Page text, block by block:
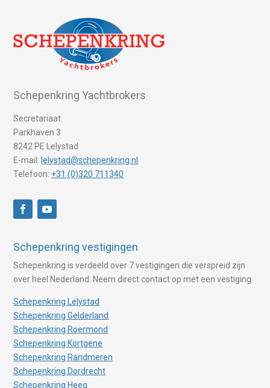
Schepenkring Yachtbrokers
Secretariaat
Parkhaven 3
8242 PE Lelystad
E-mail: lelystad@schepenkring.nl
Telefoon: +31 (0)320 711340
Schepenkring vestigingen
Schepenkring is verdeeld over 7 vestigingen die verspreid zijn
over heel Nederland. Neem direct contact op met een vestiging.
Schepenkring Lelystad
Schepenkring Gelderland
Schepenkring Roermond
Schepenkring Kortgene
Schepenkring Randmeren
Schepenkring Dordrecht
Schepenkring Heeg